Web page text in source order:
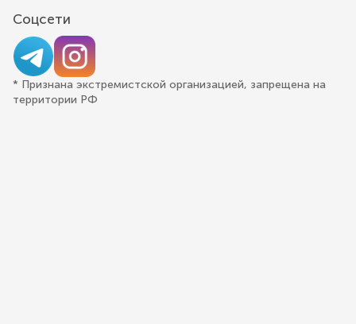
Соцсети
* Признана экстремистской организацией, запрещена на
территории РФ